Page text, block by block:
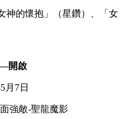
神的懷抱」（星鑽）、「女
開啟
月 7 日
強敵-聖龍魔影